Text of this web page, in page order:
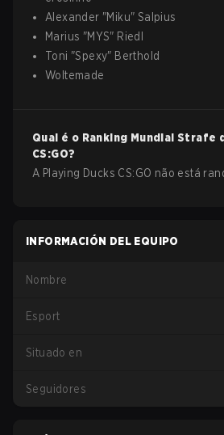
Alexander "Miku" Salpius
Marius "MYS" Riedl
Toni "Spexy" Berthold
Woltemade
Qual é o Ranking Mundial Strafe
CS:GO?
A Playing Ducks CS:GO não está
INFORMACIÓN DEL EQUIPO
Nombre
Esport
Situado en
Seguidores